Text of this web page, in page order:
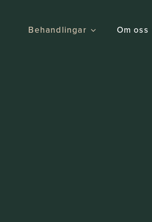
Behandlingar Om oss